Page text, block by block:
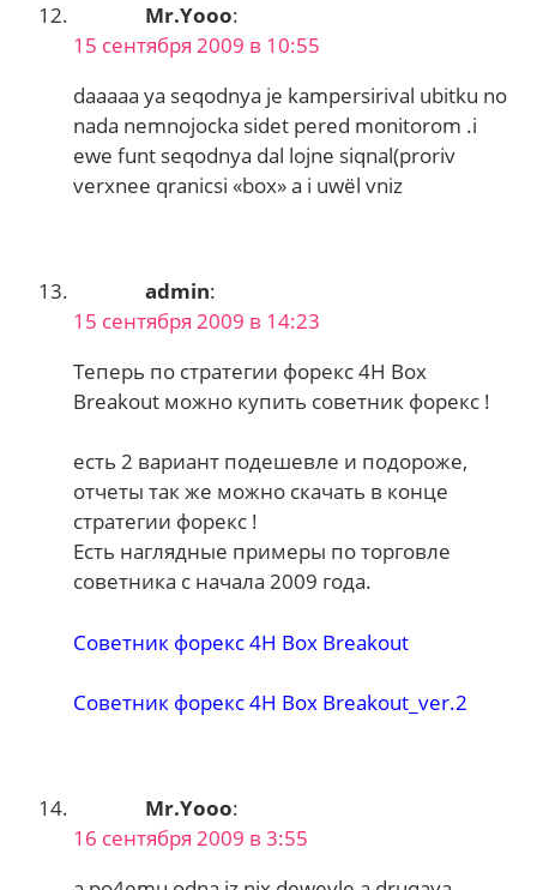
Mr.Yooo:
15 сентября 2009 в 10:55
daaaaa ya seqodnya je kampersirival ubitku no
nada nemnojocka sidet pered monitorom .i
ewe funt seqodnya dal lojne siqnal(proriv
verxnee qranicsi «box» a i uwёl vniz
admin:
15 сентября 2009 в 14:23
Теперь по стратегии форекс 4H Box
Breakout можно купить советник форекс !
есть 2 вариант подешевле и подороже,
отчеты так же можно скачать в конце
стратегии форекс !
Есть наглядные примеры по торговле
советника с начала 2009 года.
Советник форекс 4H Box Breakout
Советник форекс 4H Box Breakout_ver.2
Mr.Yooo:
16 сентября 2009 в 3:55